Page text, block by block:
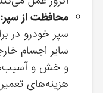
محافظت از سپر:
سپر خودرو در
سایر اجسام
و خش و
هزینه‌های